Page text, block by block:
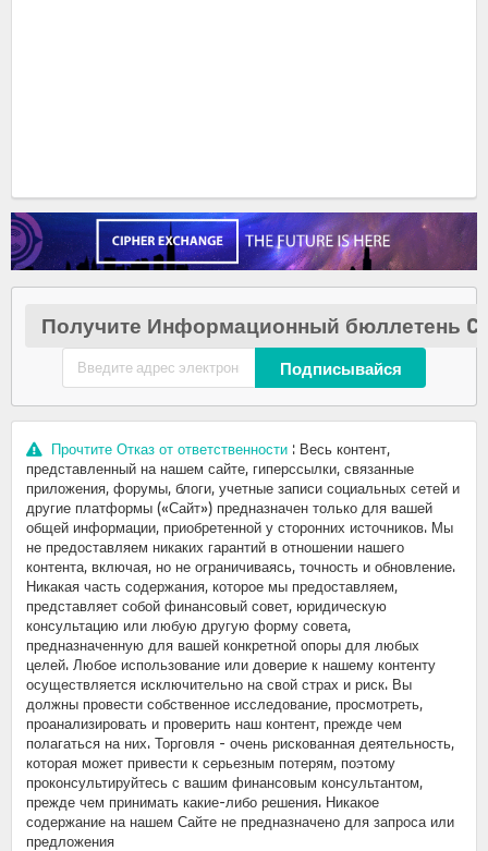
Получите Информационный бюллетень
Подписывайся
Прочтите Отказ от ответственности : Весь контент,
представленный на нашем сайте, гиперссылки, связанные
приложения, форумы, блоги, учетные записи социальных сетей и
другие платформы («Сайт») предназначен только для вашей
общей информации, приобретенной у сторонних источников. Мы
не предоставляем никаких гарантий в отношении нашего
контента, включая, но не ограничиваясь, точность и обновление.
Никакая часть содержания, которое мы предоставляем,
представляет собой финансовый совет, юридическую
консультацию или любую другую форму совета,
предназначенную для вашей конкретной опоры для любых
целей. Любое использование или доверие к нашему контенту
осуществляется исключительно на свой страх и риск. Вы
должны провести собственное исследование, просмотреть,
проанализировать и проверить наш контент, прежде чем
полагаться на них. Торговля - очень рискованная деятельность,
которая может привести к серьезным потерям, поэтому
проконсультируйтесь с вашим финансовым консультантом,
прежде чем принимать какие-либо решения. Никакое
содержание на нашем Сайте не предназначено для запроса или
предложения